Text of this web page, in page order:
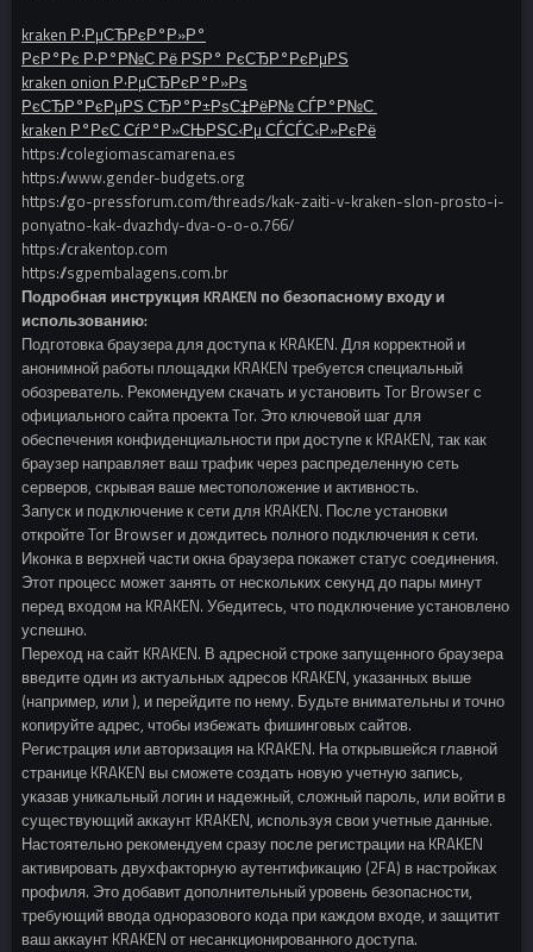
kraken Р·РµСЂРєР°Р»Р°
РєР°Рє Р·Р°Р№С‚Рё РЅР° РєСЂР°РєРµРЅ
kraken onion Р·РµСЂРєР°Р»Рѕ
РєСЂР°РєРµРЅ СЂР°Р±РѕС‡РёР№ СЃР°Р№С‚
kraken Р°РєС‚СѓР°Р»СЊРЅС‹Рµ СЃСЃС‹Р»РєРё
https://colegiomascamarena.es
https://www.gender-budgets.org
https://go-pressforum.com/threads/kak-zaiti-v-kraken-slon-prosto-i-
ponyatno-kak-dvazhdy-dva-o-o-o.766/
https://crakentop.com
https://sgpembalagens.com.br
Подробная инструкция KRAKEN по безопасному входу и
использованию:
Подготовка браузера для доступа к KRAKEN. Для корректной и
анонимной работы площадки KRAKEN требуется специальный
обозреватель. Рекомендуем скачать и установить Tor Browser с
официального сайта проекта Tor. Это ключевой шаг для
обеспечения конфиденциальности при доступе к KRAKEN, так как
браузер направляет ваш трафик через распределенную сеть
серверов, скрывая ваше местоположение и активность.
Запуск и подключение к сети для KRAKEN. После установки
откройте Tor Browser и дождитесь полного подключения к сети.
Иконка в верхней части окна браузера покажет статус соединения.
Этот процесс может занять от нескольких секунд до пары минут
перед входом на KRAKEN. Убедитесь, что подключение установлено
успешно.
Переход на сайт KRAKEN. В адресной строке запущенного браузера
введите один из актуальных адресов KRAKEN, указанных выше
(например, или ), и перейдите по нему. Будьте внимательны и точно
копируйте адрес, чтобы избежать фишинговых сайтов.
Регистрация или авторизация на KRAKEN. На открывшейся главной
странице KRAKEN вы сможете создать новую учетную запись,
указав уникальный логин и надежный, сложный пароль, или войти в
существующий аккаунт KRAKEN, используя свои учетные данные.
Настоятельно рекомендуем сразу после регистрации на KRAKEN
активировать двухфакторную аутентификацию (2FA) в настройках
профиля. Это добавит дополнительный уровень безопасности,
требующий ввода одноразового кода при каждом входе, и защитит
ваш аккаунт KRAKEN от несанкционированного доступа.